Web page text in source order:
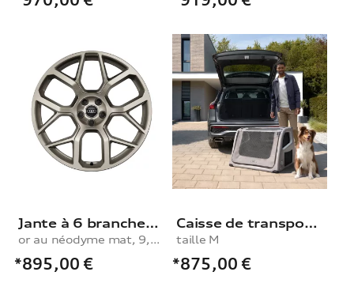
Jante à 6 branches en Y
or au néodyme mat, 9,5Jx21
*895,00 €
Caisse de transport pour chien , taille M
taille M
*875,00 €